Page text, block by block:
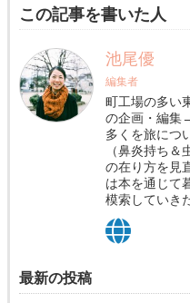
この記事を書いた人
池尾優
編集者
町工場の多い
の企画・編集
多くを旅につ
（鼻炎持ち
の在り方を見
は本を通じて
模索していき
最新の投稿